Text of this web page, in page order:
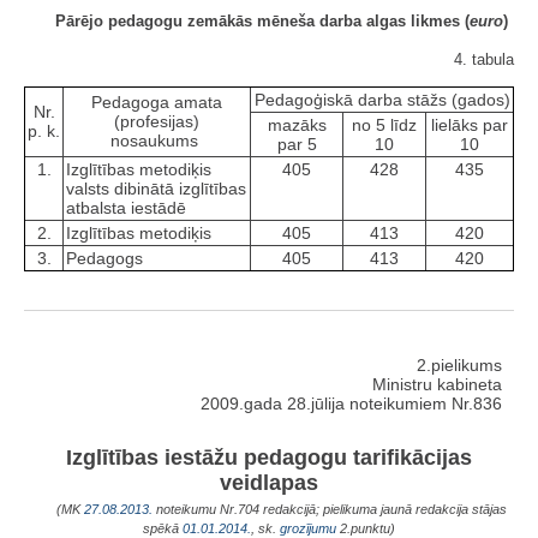
Pārējo pedagogu zemākās mēneša darba algas likmes (euro)
4. tabula
Nr.
p. k.
Pedagoga amata
(profesijas)
nosaukums
Pedagoģiskā darba stāžs (gados)
mazāks
par 5
no 5 līdz
10
lielāks par
10
1.
Izglītības metodiķis
valsts dibinātā izglītības
atbalsta iestādē
405 428 435
2. Izglītības metodiķis 405 413
420
3.
Pedagogs 405 413 420
2.pielikums
Ministru kabineta
2009.gada 28.jūlija noteikumiem Nr.836
Izglītības iestāžu pedagogu tarifikācijas
veidlapas
(MK27.08.2013. noteikumu Nr.704 redakcijā; pielikuma jaunā redakcija stājas
spēkā 01.01.2014. , sk. grozījumu 2.punktu)